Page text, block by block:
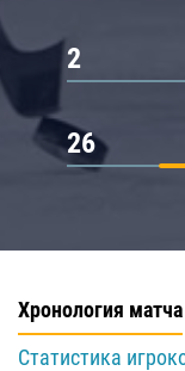
2
26
Хронология матча
Статистика